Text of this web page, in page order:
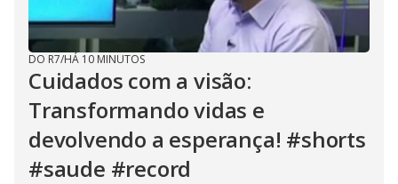
DO R7/HÁ 10 MINUTOS
Cuidados com a visão:
Transformando vidas e
devolvendo a esperança! #shorts
#saude #record